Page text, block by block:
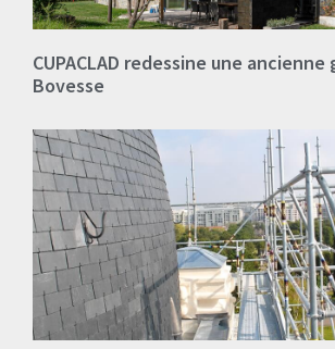
CUPACLAD redessine une ancienne
Bovesse